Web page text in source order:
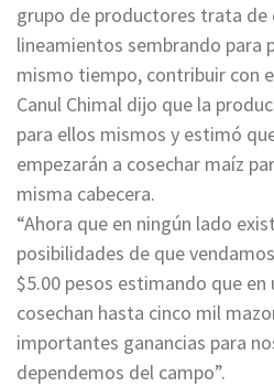
grupo de productores trata de
lineamientos sembrando para
mismo tiempo, contribuir con
Canul Chimal dijo que la
para ellos mismos y estimó
empezarán a cosechar maíz
misma cabecera.
“Ahora que en ningún lado
posibilidades de que
$5.00 pesos estimando que en
cosechan hasta cinco mil
importantes ganancias para
dependemos del campo”.